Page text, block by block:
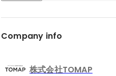
Company info
株式会社TOMAP